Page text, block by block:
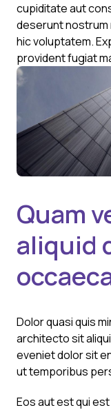
cupiditate aut
deserunt nostrum
hic voluptatem.
provident fugiat
Quam
aliquid
Dolor quasi quis
architecto sit
eveniet dolor sit
ut temporibus
Eos aut est qui